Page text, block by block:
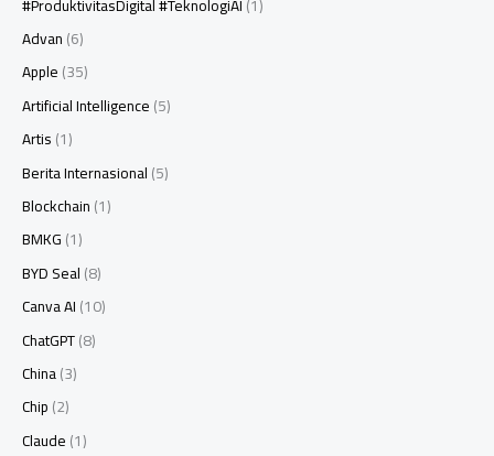
Advan(6)
Apple(35)
Artificial Intelligence(5)
Artis(1)
Berita Internasional(5)
Blockchain(1)
BMKG(1)
BYD Seal(8)
Canva AI(10)
ChatGPT(8)
China(3)
Chip(2)
Claude(1)